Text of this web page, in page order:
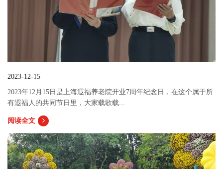
2023-12-15
2023年12月15日是上海遐福养老院开业7周年纪念日，在这个属于所
有遐福人的共同节日里，大家载歌载...
阅读全文